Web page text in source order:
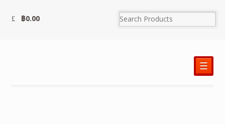
฿0.00
☰